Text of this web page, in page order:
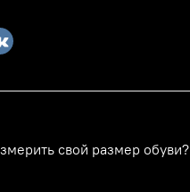
свой размер обуви?